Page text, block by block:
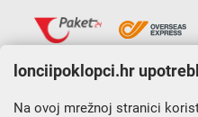
lonciipoklopci.hr
Na ovoj mrežnoj stranici